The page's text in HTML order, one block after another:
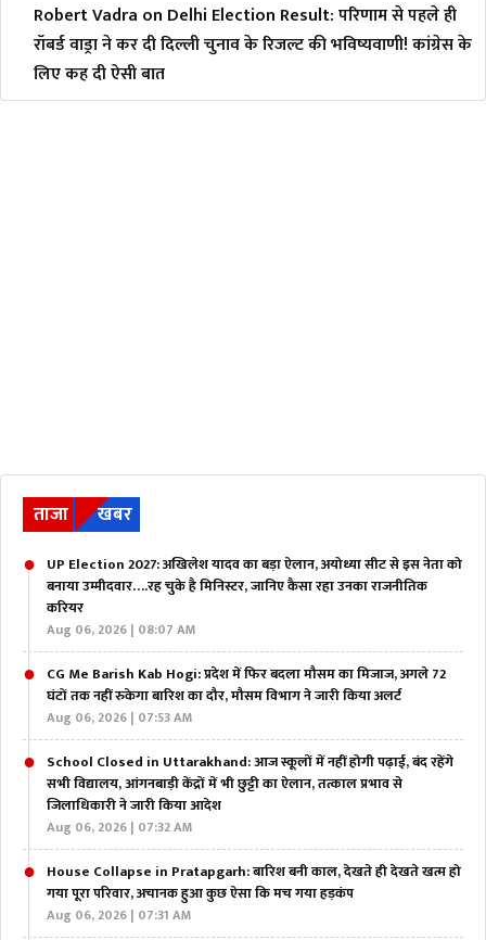
Robert Vadra on Delhi Election Result: परिणाम से पहले ही
रॉबर्ड वाड्रा ने कर दी दिल्ली चुनाव के रिजल्ट की भविष्यवाणी! कांग्रेस के
लिए कह दी ऐसी बात
ताजा खबर
UP Election 2027: अखिलेश यादव का बड़ा ऐलान, अयोध्या सीट से इस नेता को
बनाया उम्मीदवार….रह चुके है मिनिस्टर, जानिए कैसा रहा उनका राजनीतिक
करियर
Aug 06, 2026 | 08:07 AM
CG Me Barish Kab Hogi: प्रदेश में फिर बदला मौसम का मिजाज, अगले 72
घंटों तक नहीं रुकेगा बारिश का दौर, मौसम विभाग ने जारी किया अलर्ट
Aug 06, 2026 | 07:53 AM
School Closed in Uttarakhand: आज स्कूलों में नहीं होगी पढ़ाई, बंद रहेंगे
सभी विद्यालय, आंगनबाड़ी केंद्रों में भी छुट्टी का ऐलान, तत्काल प्रभाव से
जिलाधिकारी ने जारी किया आदेश
Aug 06, 2026 | 07:32 AM
House Collapse in Pratapgarh: बारिश बनी काल, देखते ही देखते खत्म हो
गया पूरा परिवार, अचानक हुआ कुछ ऐसा कि मच गया हड़कंप
Aug 06, 2026 | 07:31 AM